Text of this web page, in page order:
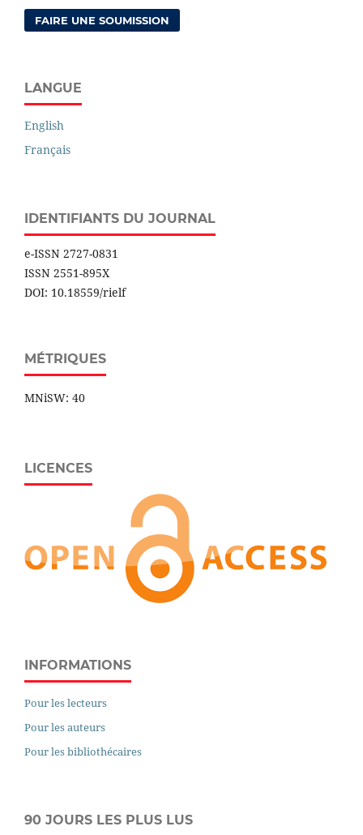
FAIRE UNE SOUMISSION
LANGUE
English
Français
IDENTIFIANTS DU JOURNAL
e-ISSN 2727-0831
ISSN 2551-895X
DOI: 10.18559/rielf
MÉTRIQUES
MNiSW: 40
LICENCES
INFORMATIONS
Pour les lecteurs
Pour les auteurs
Pour les bibliothécaires
90 JOURS LES PLUS LUS